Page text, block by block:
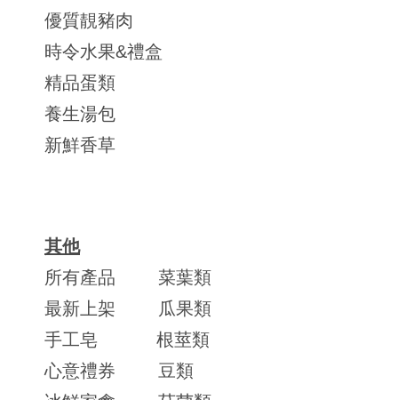
優質靚豬肉
時令水果&禮盒
精品蛋類
養生湯包
新鮮香草
其他
所有產品
菜葉類
最新上架
瓜果類
手工皂
根莖類
心意禮券
豆類